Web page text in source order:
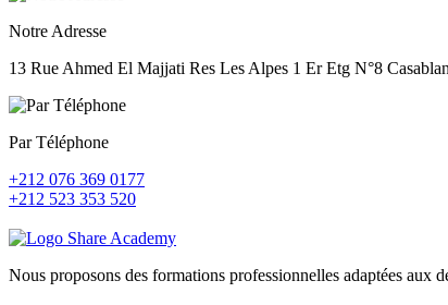
Notre Adresse
13 Rue Ahmed El Majjati Res Les Alpes 1 Er Etg N°8
Par Téléphone
+212 076 369 0177
+212 523 353 520
Nous proposons des formations professionnelles adaptées aux